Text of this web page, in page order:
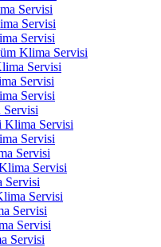
Servisi
Servisi
Servisi
Klima Servisi
Servisi
Servisi
Servisi
Klima Servisi
Servisi
Servisi
Servisi
Servisi
Servisi
Servisi
Servisi
Servisi